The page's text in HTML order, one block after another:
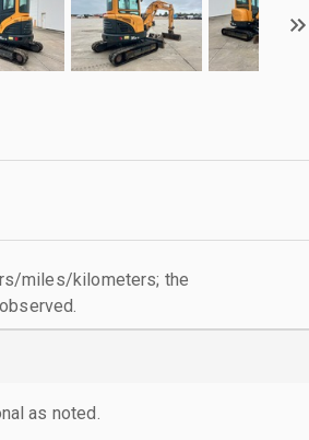
miles/kilometers; the
as noted.